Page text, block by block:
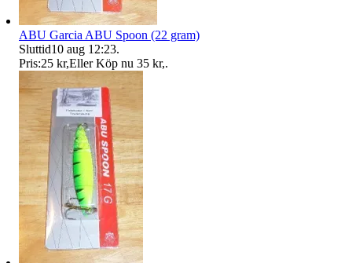
ABU Garcia ABU Spoon (22 gram)
Sluttid10 aug 12:23.
Pris:25 kr,Eller Köp nu 35 kr,.